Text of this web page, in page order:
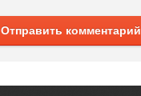
Отправить комментарий